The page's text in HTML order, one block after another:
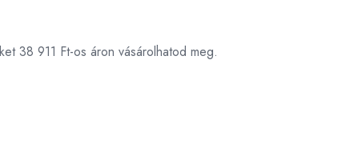
38 911 Ft-os áron vásárolhatod meg.